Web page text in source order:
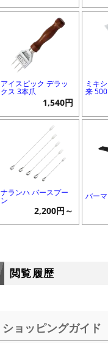
アイスピック デラッ
クス 3本爪
1,540円
ミキ
来
ナランハ バースプー
ン
2,200円～
バー
閲覧履歴
ショッピングガイド